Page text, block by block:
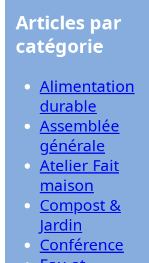
Articles par
catégorie
Alimentation
durable
Assemblée
générale
Atelier Fait
maison
Compost &
Jardin
Conférence